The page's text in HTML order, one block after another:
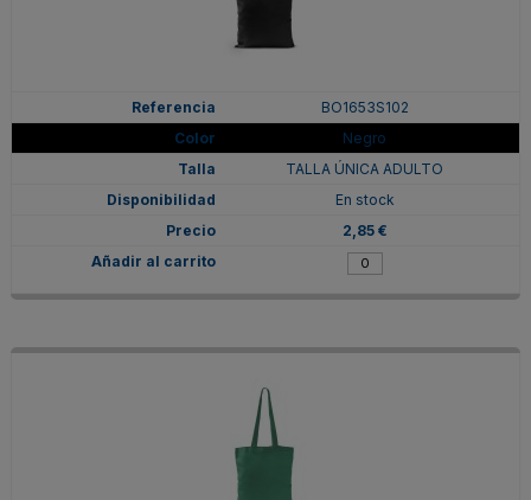
BO1653S102
Negro
TALLA ÚNICA ADULTO
En stock
2,85 €